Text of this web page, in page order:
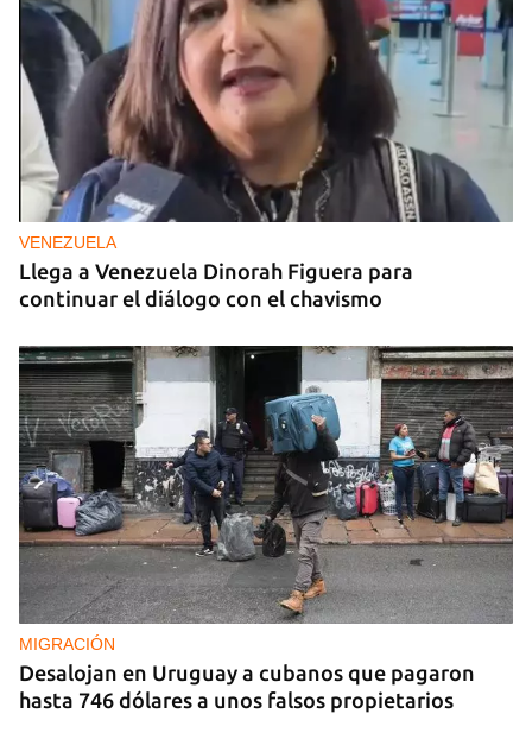
VENEZUELA
Llega a Venezuela Dinorah Figuera para
continuar el diálogo con el chavismo
MIGRACIÓN
Desalojan en Uruguay a cubanos que pagaron
hasta 746 dólares a unos falsos propietarios